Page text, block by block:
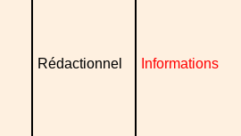
Rédactionnel Informations